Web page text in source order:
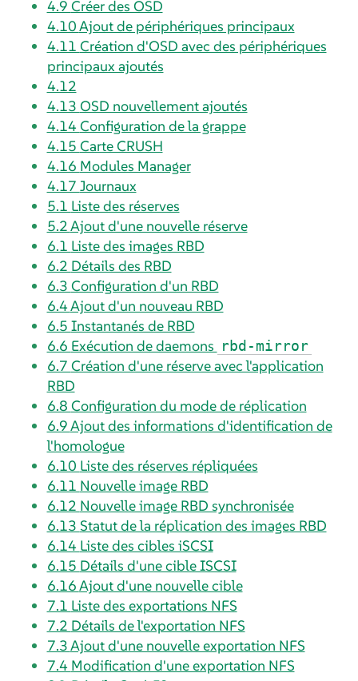
4.9 Créer des OSD
4.10Ajout de périphériques principaux
4.11 Création d'OSD avec des périphériques
principaux ajoutés
4.12
4.13 OSD nouvellement ajoutés
4.14Configuration de la grappe
4.15 Carte CRUSH
4.16 Modules Manager
4.17 Journaux
5.1 Liste des réserves
5.2Ajout d'une nouvelle réserve
6.1 Liste des images RBD
6.2 Détails des RBD
6.3 Configuration d'un RBD
6.4Ajout d'un nouveau RBD
6.5 Instantanés de RBD
6.6 Exécution de daemons rbd-mirror
6.7 Création d'une réserve avec l'application
RBD
6.8 Configuration du mode de réplication
6.9Ajout des informations d'identification de
l'homologue
6.10 Liste des réserves répliquées
6.11 Nouvelle image RBD
6.12 Nouvelle image RBD synchronisée
6.13 Statut de la réplication des images RBD
6.14 Liste des cibles iSCSI
6.15 Détails d'une cible ISCSI
6.16Ajout d'une nouvelle cible
7.1 Liste des exportations NFS
7.2 Détails de l'exportation NFS
7.3Ajout d'une nouvelle exportation NFS
7.4 Modification d'une exportation NFS